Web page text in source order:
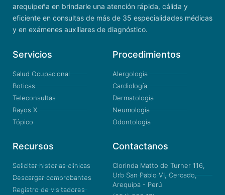
arequipeña en brindarle una atención rápida, cálida y
eficiente en consultas de más de 35 especialidades médicas
y en exámenes auxiliares de diagnóstico.
Servicios
Salud Ocupacional
Boticas
Teleconsultas
Rayos X
Tópico
Procedimientos
Alergología
Cardiología
Dermatología
Neumología
Odontología
Recursos
Solicitar historias clinicas
Descargar comprobantes
Registro de visitadores
Contactanos
Clorinda Matto de Turner 116,
Urb San Pablo VI, Cercado,
Arequipa - Perú